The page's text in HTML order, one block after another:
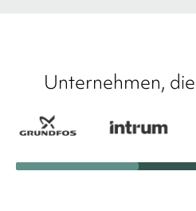
Unternehmen,